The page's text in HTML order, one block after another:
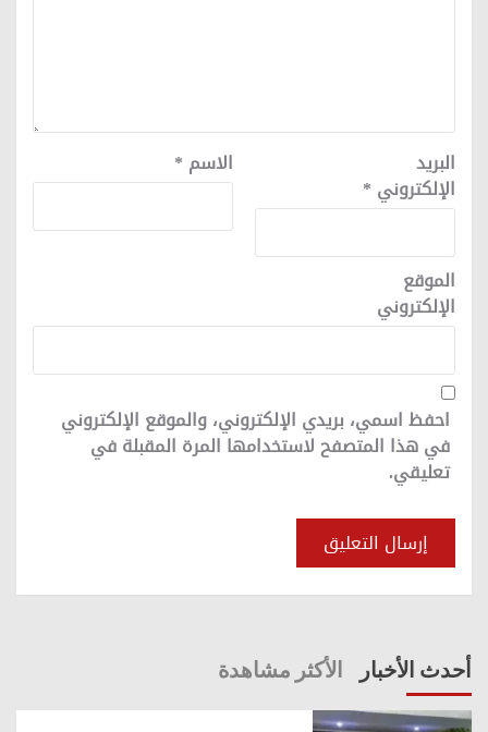
الاسم * البريد
الإلكتروني *
الموقع
الإلكتروني
احفظ اسمي، بريدي الإلكتروني، والموقع الإلكتروني
في هذا المتصفح لاستخدامها المرة المقبلة في
تعليقي.
أحدث الأخبار الأكثر مشاهدة